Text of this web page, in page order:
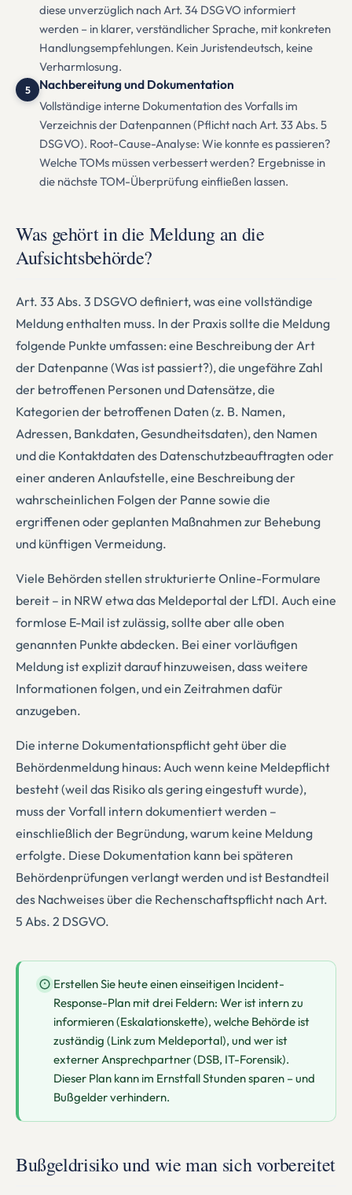
diese unverzüglich nach Art. 34 DSGVO informiert
werden – in klarer, verständlicher Sprache, mit konkreten
Handlungsempfehlungen. Kein Juristendeutsch, keine
Verharmlosung.
5 Nachbereitung und Dokumentation
Vollständige interne Dokumentation des Vorfalls im
Verzeichnis der Datenpannen (Pflicht nach Art. 33 Abs. 5
DSGVO). Root-Cause-Analyse: Wie konnte es passieren?
Welche TOMs müssen verbessert werden? Ergebnisse in
die nächste TOM-Überprüfung einfließen lassen.
Was gehört in die Meldung an die
Aufsichtsbehörde?
Art. 33 Abs. 3 DSGVO definiert, was eine vollständige
Meldung enthalten muss. In der Praxis sollte die Meldung
folgende Punkte umfassen: eine Beschreibung der Art
der Datenpanne (Was ist passiert?), die ungefähre Zahl
der betroffenen Personen und Datensätze, die
Kategorien der betroffenen Daten (z. B. Namen,
Adressen, Bankdaten, Gesundheitsdaten), den Namen
und die Kontaktdaten des Datenschutzbeauftragten oder
einer anderen Anlaufstelle, eine Beschreibung der
wahrscheinlichen Folgen der Panne sowie die
ergriffenen oder geplanten Maßnahmen zur Behebung
und künftigen Vermeidung.
Viele Behörden stellen strukturierte Online-Formulare
bereit – in NRW etwa das Meldeportal der LfDI. Auch eine
formlose E-Mail ist zulässig, sollte aber alle oben
genannten Punkte abdecken. Bei einer vorläufigen
Meldung ist explizit darauf hinzuweisen, dass weitere
Informationen folgen, und ein Zeitrahmen dafür
anzugeben.
Die interne Dokumentationspflicht geht über die
Behördenmeldung hinaus: Auch wenn keine Meldepflicht
besteht (weil das Risiko als gering eingestuft wurde),
muss der Vorfall intern dokumentiert werden –
einschließlich der Begründung, warum keine Meldung
erfolgte. Diese Dokumentation kann bei späteren
Behördenprüfungen verlangt werden und ist Bestandteil
des Nachweises über die Rechenschaftspflicht nach Art.
5 Abs. 2 DSGVO.
Erstellen Sie heute einen einseitigen Incident-
Response-Plan mit drei Feldern: Wer ist intern zu
informieren (Eskalationskette), welche Behörde ist
zuständig (Link zum Meldeportal), und wer ist
externer Ansprechpartner (DSB, IT-Forensik).
Dieser Plan kann im Ernstfall Stunden sparen – und
Bußgelder verhindern.
Bußgeldrisiko und wie man sich vorbereitet